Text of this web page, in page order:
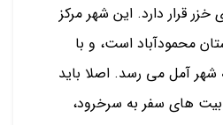
خزر قرار دارد. این شهر مرکز
محمودآباد است، و با
آمل می رسد. اصلا باید
های سفر به سرخرود،